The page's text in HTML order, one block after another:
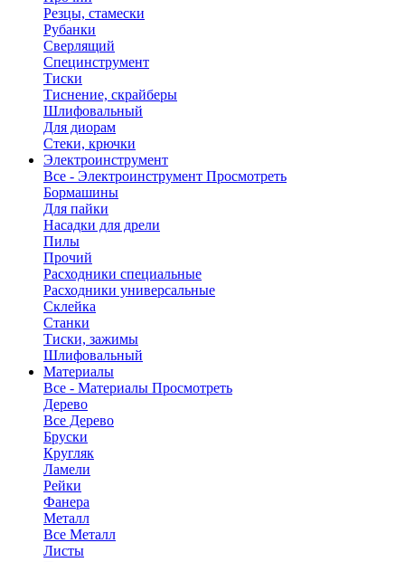
Резцы, стамески
Рубанки
Сверлящий
Специнструмент
Тиски
Тиснение, скрайберы
Шлифовальный
Для диорам
Стеки, крючки
Электроинструмент
Все - Электроинструмент Просмотреть
Бормашины
Для пайки
Насадки для дрели
Пилы
Прочий
Расходники специальные
Расходники универсальные
Склейка
Станки
Тиски, зажимы
Шлифовальный
Материалы
Все - Материалы Просмотреть
Дерево
Все Дерево
Бруски
Кругляк
Ламели
Рейки
Фанера
Металл
Все Металл
Листы